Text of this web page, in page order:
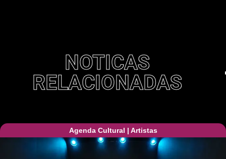
NOTICAS
RELACIONADAS
Agenda Cultural | Artistas